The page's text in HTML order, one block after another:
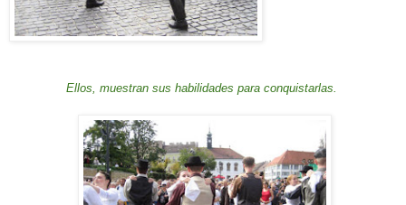
Ellos, muestran sus habilidades para conquistarlas.